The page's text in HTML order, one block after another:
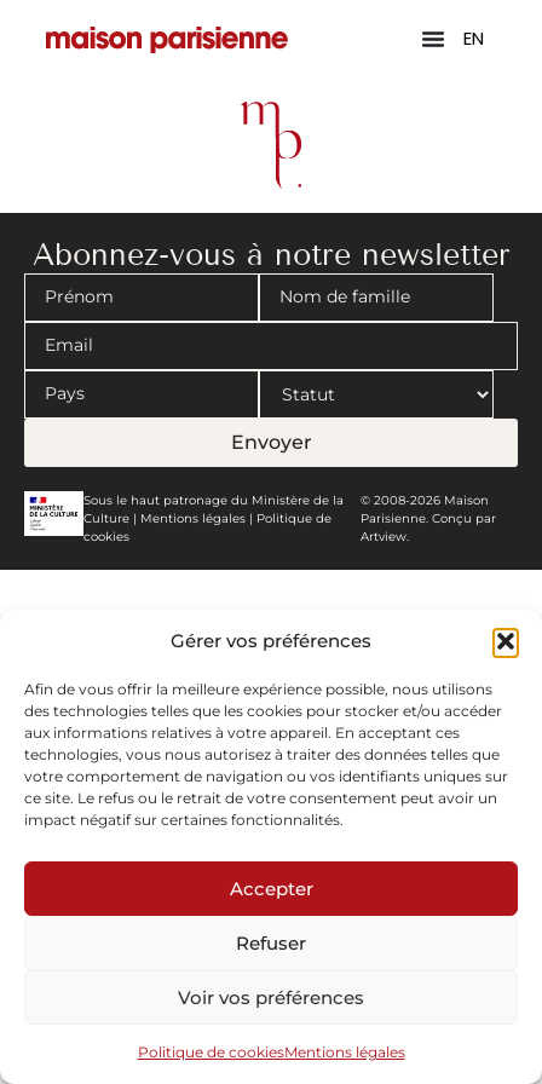
Gérer vos préférences
Afin de vous offrir la meilleure expérience possible, nous utilisons
des technologies telles que les cookies pour stocker et/ou accéder
aux informations relatives à votre appareil. En acceptant ces
technologies, vous nous autorisez à traiter des données telles que
votre comportement de navigation ou vos identifiants uniques sur
ce site. Le refus ou le retrait de votre consentement peut avoir un
impact négatif sur certaines fonctionnalités.
Accepter
Refuser
Voir vos préférences
Politique de cookiesMentions légales
EN
Abonnez-vous à notre newsletter
Envoyer
Sous le haut patronage du Ministère de la
Culture | Mentions légales | Politique de
cookies
© 2008-2026 Maison
Parisienne. Conçu par
Artview.